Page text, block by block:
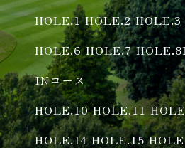
HOLE.1 HOLE.2 HOLE.3
HOLE.6 HOLE.7 HOLE.8
INコース
HOLE.10 HOLE.11
HOLE.14 HOLE.15